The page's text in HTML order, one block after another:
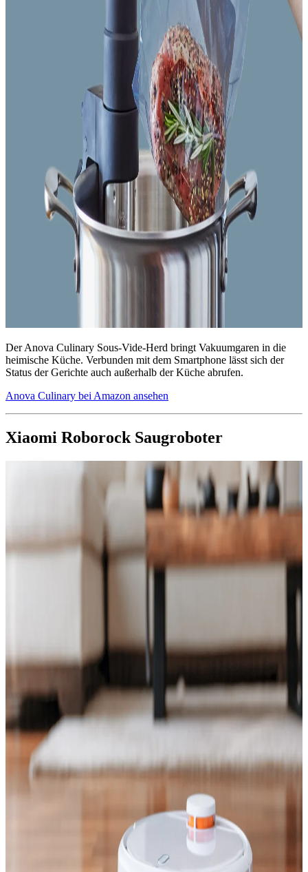
Der Anova Culinary Sous-Vide-Herd bringt Vakuumgaren in die
heimische Küche. Verbunden mit dem Smartphone lässt sich der
Status der Gerichte auch außerhalb der Küche abrufen.
Anova Culinary bei Amazon ansehen
Xiaomi Roborock Saugroboter